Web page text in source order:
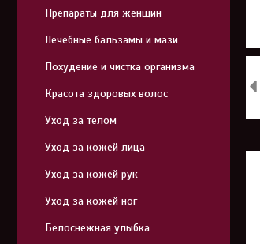
Препараты для женщин
Лечебные бальзамы и мази
Похудение и чистка организма
Красота здоровых волос
Уход за телом
Уход за кожей лица
Уход за кожей рук
Уход за кожей ног
Белоснежная улыбка